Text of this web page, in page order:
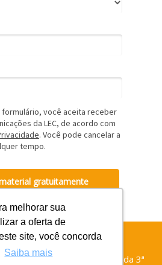
melhorar sua
a oferta de
site, você concorda
Saiba mais
você aceita receber
da LEC, de acordo com
. Você pode cancelar a
tempo.
gratuitamente
Tribunal Regional Federal da 3ª